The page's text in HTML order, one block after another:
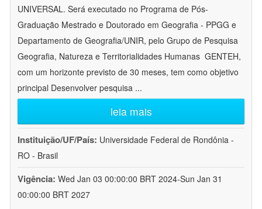
UNIVERSAL. Será executado no Programa de Pós-
Graduação Mestrado e Doutorado em Geografia - PPGG e
Departamento de Geografia/UNIR, pelo Grupo de Pesquisa
Geografia, Natureza e Territorialidades Humanas  GENTEH,
com um horizonte previsto de 30 meses, tem como objetivo
principal Desenvolver pesquisa ...
leia mais
Instituição/UF/País: Universidade Federal de Rondônia -
RO - Brasil
Vigência: Wed Jan 03 00:00:00 BRT 2024-Sun Jan 31
00:00:00 BRT 2027